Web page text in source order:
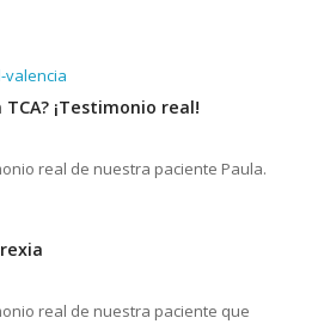
¡Testimonio real!
real de nuestra paciente Paula.
real de nuestra paciente que